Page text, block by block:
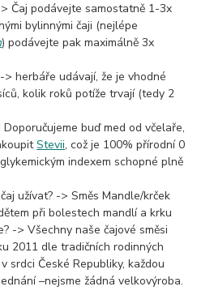
Čaj podávejte samostatně 1-3x
bylinnými čaji (nejlépe
) podávejte pak maximálně 3x
> herbáře udávají, že je vhodné
kolik roků potíže trvají (tedy 2
buď med od včelaře,
Stevii, což je 100% přírodní 0
indexem schopné plně
užívat? -> Směs Mandle/krček
při bolestech mandlí a krku
-> Všechny naše čajové směsi
2011 dle tradičních rodinných
srdci České Republiky, každou
–nejsme žádná velkovýroba.